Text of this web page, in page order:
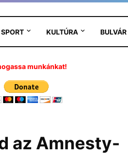
SPORT KULTÚRA BULVÁR
munkánkat!
az Amnesty-